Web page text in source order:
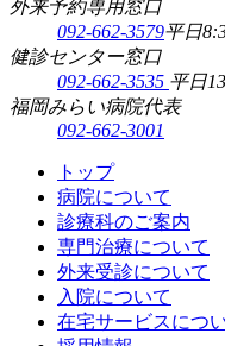
外来予約専用窓口
092-662-3579平日
健診センター窓口
092-662-3535 平日
福岡みらい病院代表
092-662-3001
トップ
病院について
診療科のご案内
専門治療について
外来受診について
入院について
在宅サービスにつ